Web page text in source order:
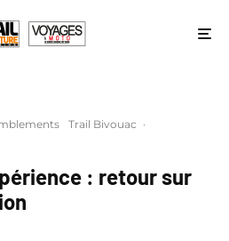
Trail Bivouac ·
: retour sur